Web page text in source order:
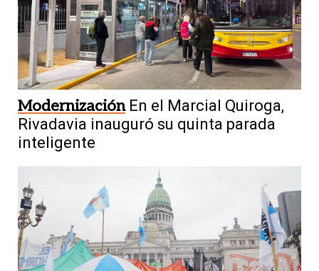
Modernización En el Marcial Quiroga,
Rivadavia inauguró su quinta parada
inteligente